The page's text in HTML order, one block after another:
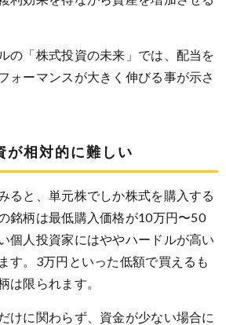
の「株式投資の未来」では、配当を
ォーマンスが大きく伸びる事が示さ
が相対的に難しい
ると、単元株でしか株式を購入する
銘柄は最低購入価格が10万円〜50
個人投資家にはややハードルが高い
す。3万円といった低額で買えるも
は限られます。
けに関わらず、資金が少ない場合に